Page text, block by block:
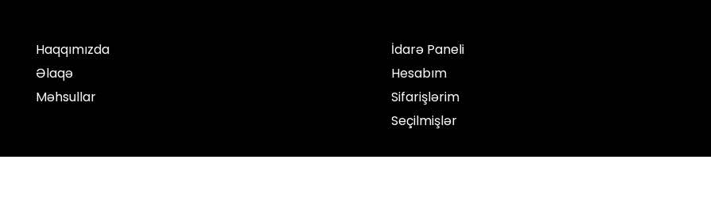
Haqqımızda
Əlaqə
Məhsullar
İdarə Paneli
Hesabım
Sifarişlərim
Seçilmişlər